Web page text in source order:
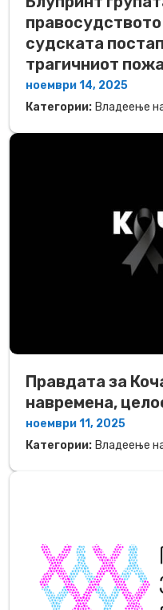
правосудството
судската
трагичниот
ноември 14, 2025
Категории: Владеење
Правдата за
навремена,
ноември 11, 2025
Категории: Владеење